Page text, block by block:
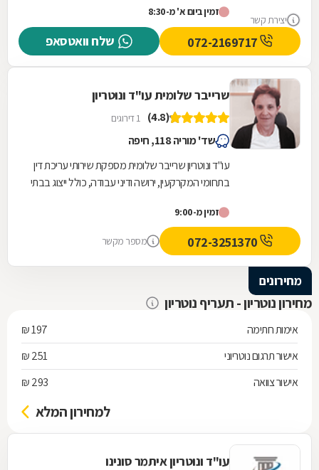
יצירת קשר
במקצועיות,...
זמין ביום א' מ-8:30
שלח וואטסאפ
שרייבר שלומית עו"ד ונוטריון
(4.8) 1 דירוגים
שד' מוריה 118, חיפה
עו"ד ונוטריון שרייבר שלומית מספקת שירותי עריכת דין
בתחומי המקרקעין, ירושה ודיני עבודה, כולל ייצוג בבתי
זמין מ-9:00
מספר מקשר
מחירונים
מחירון נוטריון - תעריף נוטריון
אימות חתימה
197 ₪
אישור תרגום נוטריוני
251 ₪
אישור צוואה
293 ₪
למחירון המלא
עו"ד ונוטריון איתמר סונינו